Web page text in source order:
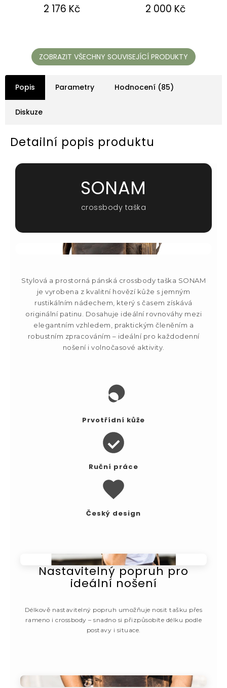
5
hvězdiček.
2 176 Kč
5
hvězdiček.
2 000 Kč
ZOBRAZIT VŠECHNY SOUVISEJÍCÍ PRODUKTY
Popis Parametry Hodnocení (85)
Diskuze
Detailní popis produktu
SONAM
crossbody taška
Stylová a prostorná pánská crossbody taška SONAM
je vyrobena z kvalitní hovězí kůže s jemným
rustikálním nádechem, který s časem získává
originální patinu. Dosahuje ideální rovnováhy mezi
elegantním vzhledem, praktickým členěním a
robustním zpracováním – ideální pro každodenní
nošení i volnočasové aktivity.
Prvotřídní kůže
Ruční práce
Český design
Nastavitelný popruh pro
ideální nošení
Délkově nastavitelný popruh umožňuje nosit tašku přes
rameno i crossbody – snadno si přizpůsobíte délku podle
postavy i situace.